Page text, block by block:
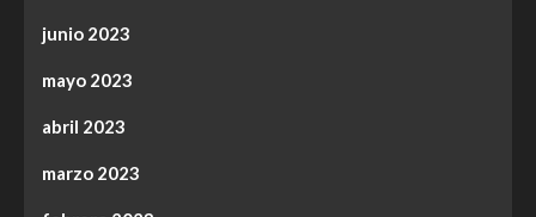
junio 2023
mayo 2023
abril 2023
marzo 2023